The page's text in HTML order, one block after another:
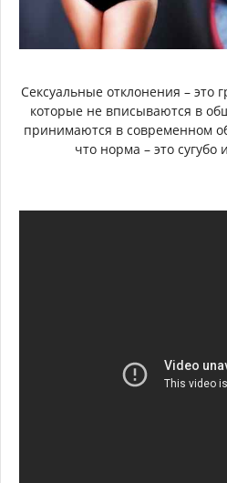
Сексуальные отклонения – это
которые не вписываются в
принимаются в современном
что норма – это сугубо